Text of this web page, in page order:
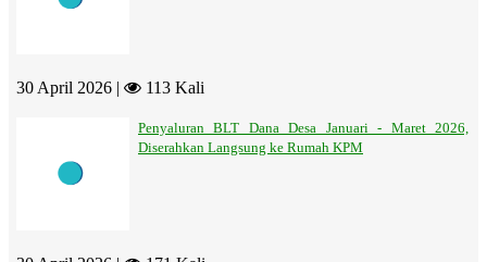
30 April 2026 | 113 Kali
Penyaluran BLT Dana Desa Januari - Maret 2026,
Diserahkan Langsung ke Rumah KPM